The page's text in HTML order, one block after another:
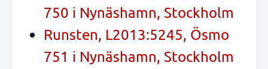
750 i Nynäshamn, Stockholm
Runsten, L2013:5245, Ösmo
751 i Nynäshamn, Stockholm